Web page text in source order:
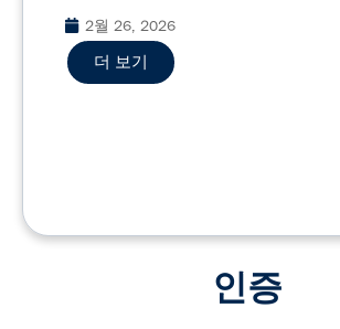
2월 26, 2026
더 보기
인증